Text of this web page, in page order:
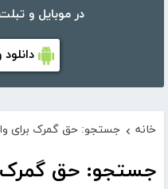
در موبایل و
خانه › جستجو: حق گمرک برای
جستجو: حق گمرک